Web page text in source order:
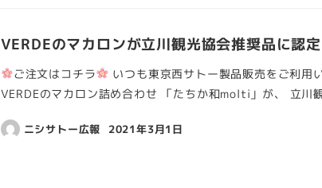
VERDEのマカロンが立川観光協会推奨品に認
ご注文はコチラ
いつも東京西サトー製品販売をご利用
VERDEのマカロン詰め合わせ 「たちか和molti」が、 立
ニシサトー広報 2021年3月1日